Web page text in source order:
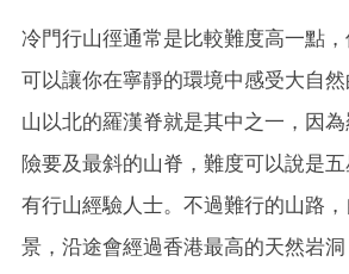
冷門行山徑通常是比較難度高一點，
可以讓你在寧靜的環境中感受大自
山以北的羅漢脊就是其中之一，因
險要及最斜的山脊，難度可以說是
有行山經驗人士。不過難行的山路
景，沿途會經過香港最高的天然岩